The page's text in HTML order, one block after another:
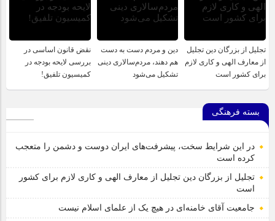
تجلیل از بزرگان دین تجلیل
از معارف الهی و کاری لازم
برای کشور است
دین و مردم دست به‌ دست
هم دهند، مردم‌سالاری دینی
تشکیل می‌شود
نقض قانون اساسی در
بررسی لایحه بودجه در
کمیسیون تلفیق!
بسته فرهنگی
در این شرایط سخت، پیشرفت‌های ایران دوست و دشمن را متعجب
کرده است
تجلیل از بزرگان دین تجلیل از معارف الهی و کاری لازم برای کشور
است
جامعیت آقای خامنه‌ای در هیچ یک از علمای اسلام نیست